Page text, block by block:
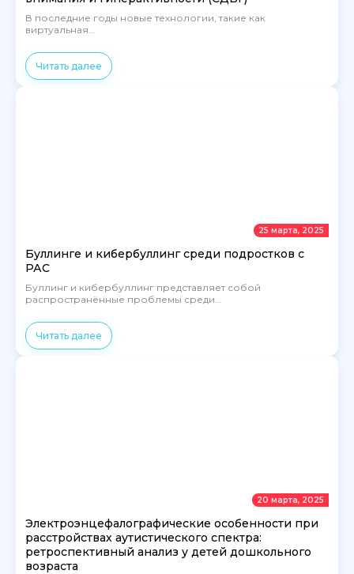
В последние годы новые технологии, такие как
виртуальная...
Читать далее
25 марта, 2025
Буллинге и кибербуллинг среди подростков с
РАС
Буллинг и кибербуллинг представляет собой
распространённые проблемы среди...
Читать далее
20 марта, 2025
Электроэнцефалографические особенности при
расстройствах аутистического спектра:
ретроспективный анализ у детей дошкольного
возраста